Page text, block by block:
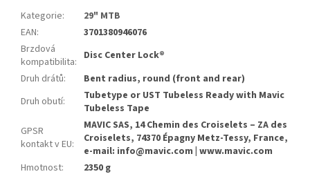
Kategorie:
29" MTB
EAN:
3701380946076
Brzdová
kompatibilita: Disc Center Lock®
Druh drátů:
Bent radius, round (front and rear)
Druh obutí:
Tubetype or UST Tubeless Ready with Mavic
Tubeless Tape
GPSR
kontakt v EU:
MAVIC SAS, 14 Chemin des Croiselets – ZA des
Croiselets, 74370 Épagny Metz-Tessy, France,
e-mail: info@mavic.com | www.mavic.com
Hmotnost:
2350 g